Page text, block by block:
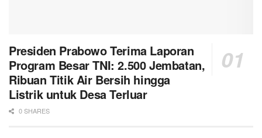
Presiden Prabowo Terima Laporan
Program Besar TNI: 2.500 Jembatan,
Ribuan Titik Air Bersih hingga
Listrik untuk Desa Terluar
0 SHARES